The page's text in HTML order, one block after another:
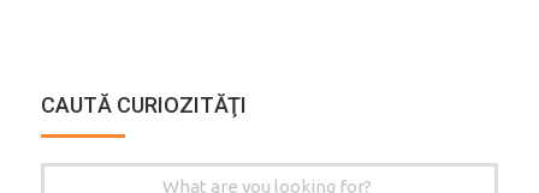
CAUTĂ CURIOZITĂŢI
Search